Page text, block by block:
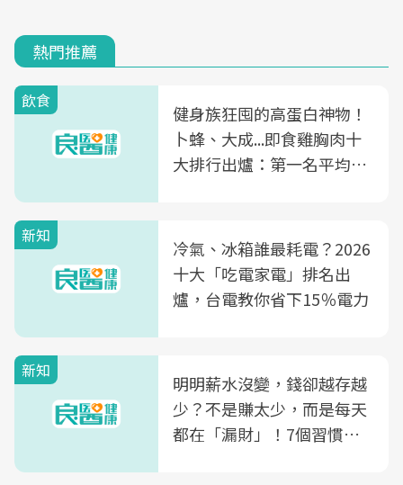
熱門推薦
飲食
健身族狂囤的高蛋白神物！
卜蜂、大成...即食雞胸肉十
大排行出爐：第一名平均一
新知
冷氣、冰箱誰最耗電？2026
十大「吃電家電」排名出
爐，台電教你省下15％電力
新知
明明薪水沒變，錢卻越存越
少？不是賺太少，而是每天
都在「漏財」！7個習慣一